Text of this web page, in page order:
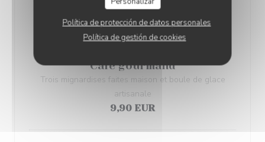
Política de protección de datos personales
Política de gestión de cookies
Café gourmand
Trois mignardises faites maison et boule de glace
artisanale
9,90 EUR